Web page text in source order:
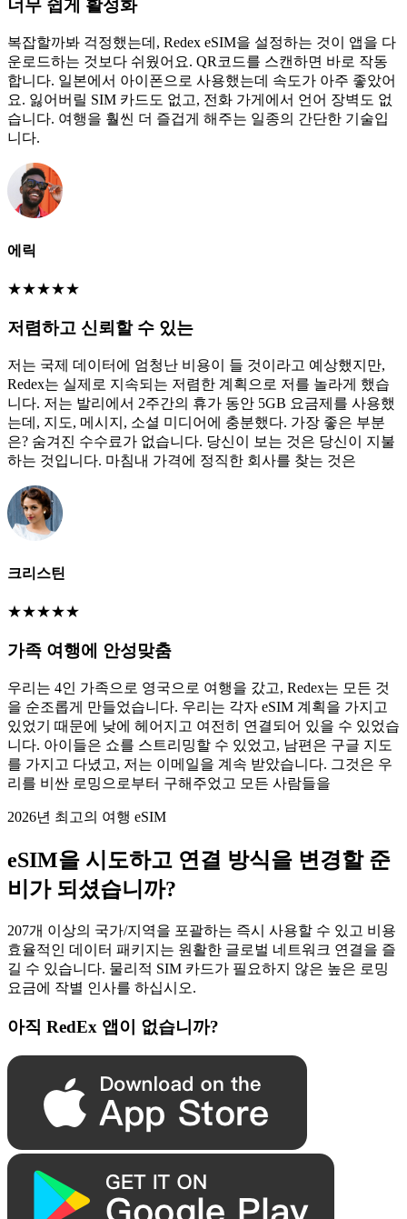
너무 쉽게 활성화
복잡할까봐 걱정했는데, Redex eSIM을 설정하는 것이 앱을 다
운로드하는 것보다 쉬웠어요. QR코드를 스캔하면 바로 작동
합니다. 일본에서 아이폰으로 사용했는데 속도가 아주 좋았어
요. 잃어버릴 SIM 카드도 없고, 전화 가게에서 언어 장벽도 없
습니다. 여행을 훨씬 더 즐겁게 해주는 일종의 간단한 기술입
니다.
에릭
★★★★★
저렴하고 신뢰할 수 있는
저는 국제 데이터에 엄청난 비용이 들 것이라고 예상했지만,
Redex는 실제로 지속되는 저렴한 계획으로 저를 놀라게 했습
니다. 저는 발리에서 2주간의 휴가 동안 5GB 요금제를 사용했
는데, 지도, 메시지, 소셜 미디어에 충분했다. 가장 좋은 부분
은? 숨겨진 수수료가 없습니다. 당신이 보는 것은 당신이 지불
하는 것입니다. 마침내 가격에 정직한 회사를 찾는 것은
크리스틴
★★★★★
가족 여행에 안성맞춤
우리는 4인 가족으로 영국으로 여행을 갔고, Redex는 모든 것
을 순조롭게 만들었습니다. 우리는 각자 eSIM 계획을 가지고
있었기 때문에 낮에 헤어지고 여전히 연결되어 있을 수 있었습
니다. 아이들은 쇼를 스트리밍할 수 있었고, 남편은 구글 지도
를 가지고 다녔고, 저는 이메일을 계속 받았습니다. 그것은 우
리를 비싼 로밍으로부터 구해주었고 모든 사람들을
2026년 최고의 여행 eSIM
eSIM을 시도하고 연결 방식을 변경할 준
비가 되셨습니까?
207개 이상의 국가/지역을 포괄하는 즉시 사용할 수 있고 비용
효율적인 데이터 패키지는 원활한 글로벌 네트워크 연결을 즐
길 수 있습니다. 물리적 SIM 카드가 필요하지 않은 높은 로밍
요금에 작별 인사를 하십시오.
아직 RedEx 앱이 없습니까?